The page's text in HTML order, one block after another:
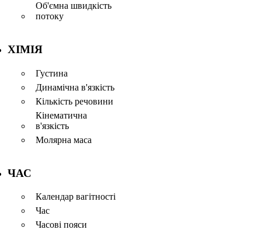
Об'ємна швидкість
потоку
ХІМІЯ
Густина
Динамічна в'язкість
Кількість речовини
Кінематична
в'язкість
Молярна маса
ЧАС
Календар вагітності
Час
Часові пояси